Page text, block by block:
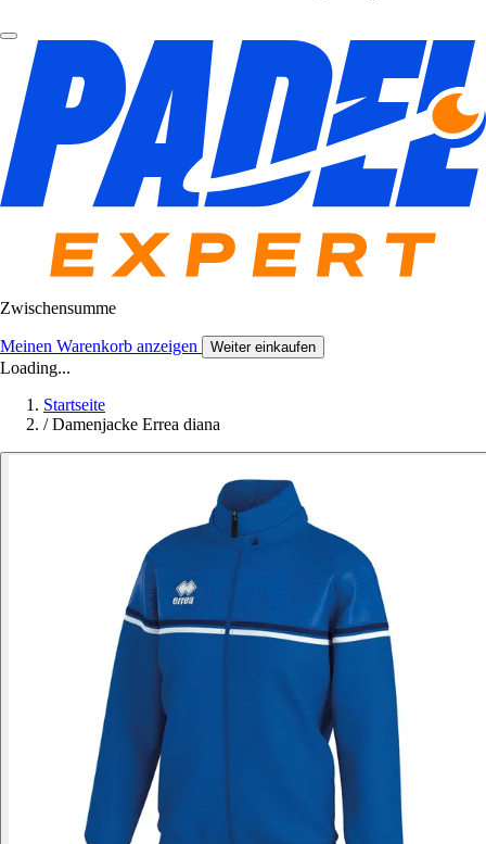
Zwischensumme
Meinen Warenkorb anzeigen Weiter einkaufen
Loading...
Startseite
/ Damenjacke Errea diana